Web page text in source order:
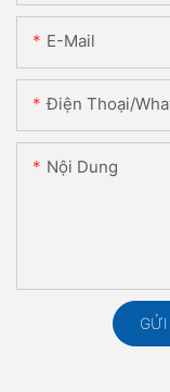
E-Mail
Điện Thoại/
Nội Dung
GỬI